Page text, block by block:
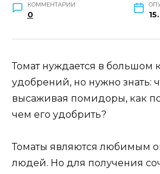
КОММЕНТАРИИ
0
Томат нуждается в большом
удобрений, но нужно знать:
высаживая помидоры, как
чем его удобрить?
Томаты являются любимым
людей. Но для получения